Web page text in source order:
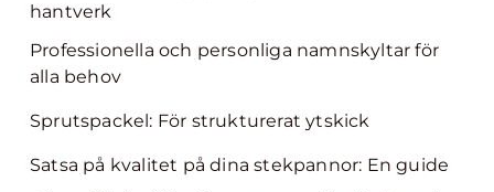
hantverk
Professionella och personliga namnskyltar för
alla behov
Sprutspackel: För strukturerat ytskick
Satsa på kvalitet på dina stekpannor: En guide